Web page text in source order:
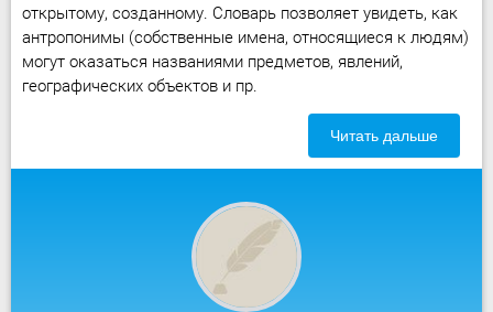
открытому, созданному. Словарь позволяет увидеть, как
антропонимы (собственные имена, относящиеся к людям)
могут оказаться названиями предметов, явлений,
географических объектов и пр.
Читать дальше